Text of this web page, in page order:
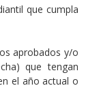
que cumpla
aprobados y/o
que tengan
el año actual o